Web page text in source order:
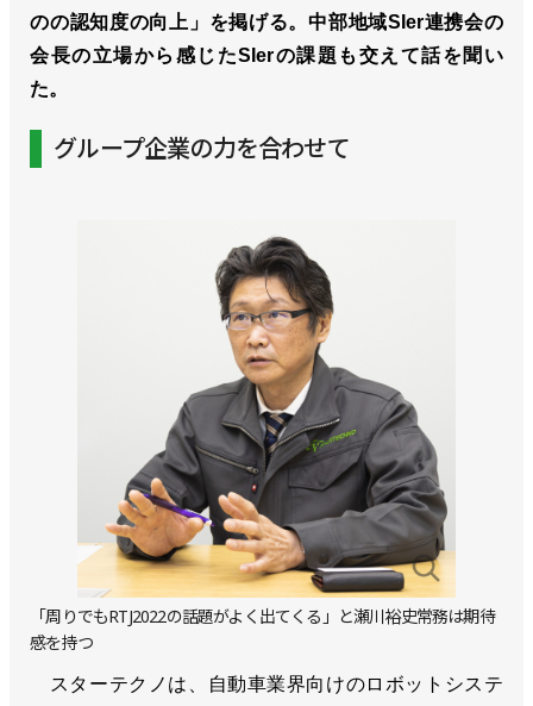
のの認知度の向上」を掲げる。中部地域SIer連携会の
会長の立場から感じたSIerの課題も交えて話を聞い
た。
グループ企業の力を合わせて
「周りでもRTJ2022の話題がよく出てくる」と瀬川裕史常務は期待
感を持つ
スターテクノは、自動車業界向けのロボットシステ